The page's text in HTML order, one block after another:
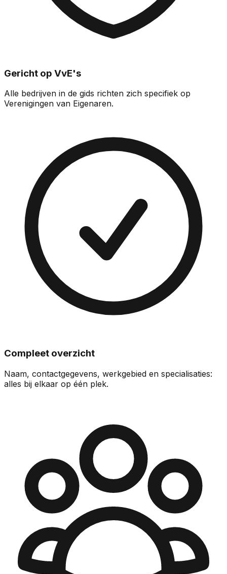
Gericht op VvE's
Alle bedrijven in de gids richten zich specifiek op
Verenigingen van Eigenaren.
Compleet overzicht
Naam, contactgegevens, werkgebied en specialisaties:
alles bij elkaar op één plek.